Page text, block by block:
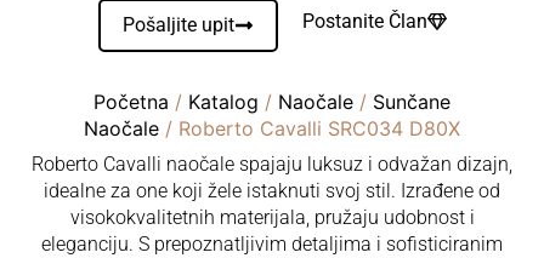
Pošaljite upit Postanite Član
Početna / Katalog / Naočale / Sunčane
Naočale / Roberto Cavalli SRC034 D80X
Roberto Cavalli naočale spajaju luksuz i odvažan dizajn,
idealne za one koji žele istaknuti svoj stil. Izrađene od
visokokvalitetnih materijala, pružaju udobnost i
eleganciju. S prepoznatljivim detaljima i sofisticiranim